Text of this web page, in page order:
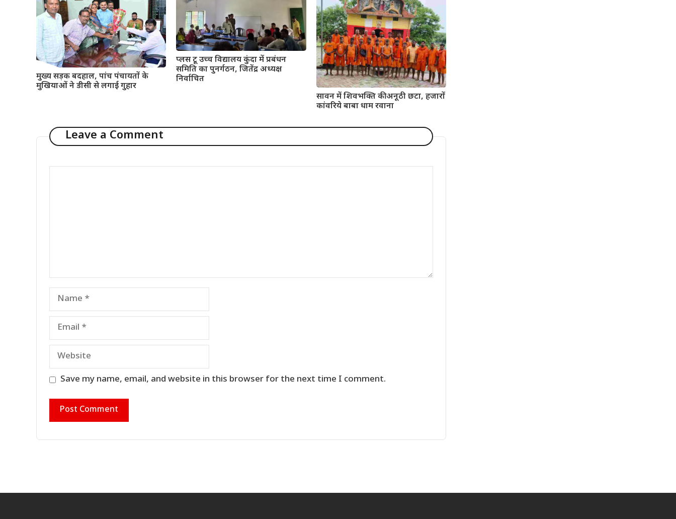
मुख्य सड़क बदहाल, पांच पंचायतों के
मुखियाओं ने डीसी से लगाई गुहार
प्लस टू उच्च विद्यालय कुंदा में प्रबंधन
समिति का पुनर्गठन, जितेंद्र अध्यक्ष
निर्वाचित
सावन में शिवभक्ति की अनूठी छटा, हजारों
कांवरिये बाबा धाम रवाना
Leave a Comment
Name
Email
Website
Save my name, email, and website in this browser for the next time I comment.